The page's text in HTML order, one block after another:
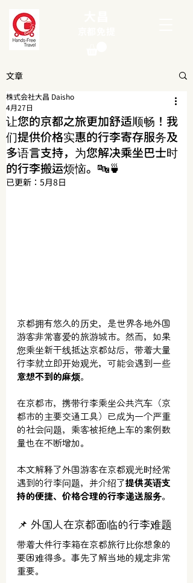
文章
让您的京都之旅更加舒适顺畅！我
们提供价格实惠的行李寄存服务及
多语言支持，为您解决乘坐巴士时
的行李搬运烦恼。🔤🍵
株式会社大昌 Daisho
4月27日
已更新： 5月8日
京都拥有悠久的历史，是世界各地外国
游客非常喜爱的旅游城市。然而，如果
您乘坐新干线抵达京都站后，带着大量
行李就立即开始观光，可能会遇到一些
意想不到的麻烦。
在京都市，携带行李乘坐公共汽车（京
都市的主要交通工具）已成为一个严重
的社会问题，乘客被拒绝上车的案例数
量也在不断增加。
本文解释了外国游客在京都观光时经常
遇到的行李问题，并介绍了提供英语支
持的便捷、价格合理的行李递送服务。
📌 外国人在京都面临的行李难题
带着大件行李箱在京都旅行比你想象的
要困难得多。事先了解当地的规定非常
重要。